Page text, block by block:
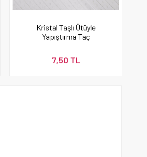
Kristal Taşlı Ütüyle
Yapıştırma Taç
7,50 TL